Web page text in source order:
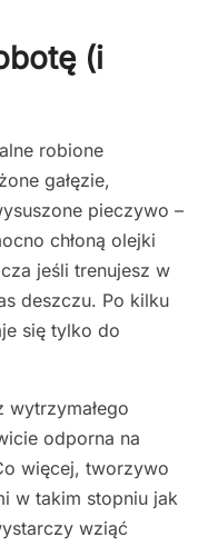
(i
robione
gałęzie,
pieczywo –
chłoną olejki
jeśli trenujesz w
deszczu. Po kilku
się tylko do
odporna na
więcej, tworzywo
w takim stopniu jak
wziąć